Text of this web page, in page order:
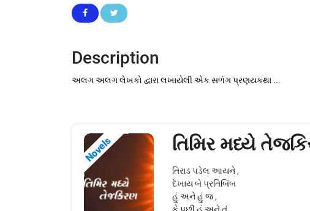
Description
અલગ અલગ લેખકો દ્વારા લખાયેલી એક સળંગ પ્રણયકથા ...
Novels તિમિર મધ્યે
તિરાડ પડેલ આયને ,
દેખાય બે પ્રતિબિંબ
હું અને હું જ ,